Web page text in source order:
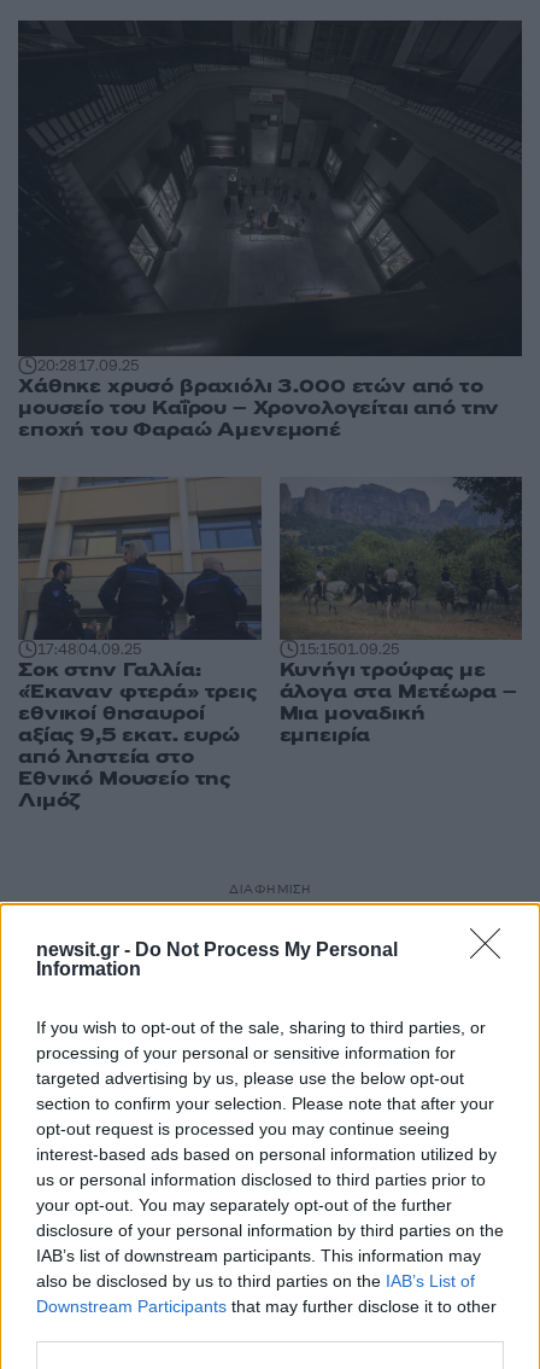
newsit.gr - Do Not Process My Personal
Information
If you wish to opt-out of the sale, sharing to third parties, or
processing of your personal or sensitive information for
targeted advertising by us, please use the below opt-out
section to confirm your selection. Please note that after your
opt-out request is processed you may continue seeing
interest-based ads based on personal information utilized by
us or personal information disclosed to third parties prior to
your opt-out. You may separately opt-out of the further
disclosure of your personal information by third parties on the
IAB’s list of downstream participants. This information may
also be disclosed by us to third parties on the IAB’s List of
Downstream Participants that may further disclose it to other
20:2817.09.25
Χάθηκε χρυσό βραχιόλι 3.000 ετών από το
μουσείο του Καΐρου – Χρονολογείται από την
εποχή του Φαραώ Αμενεμοπέ
17:4804.09.25
Σοκ στην Γαλλία:
«Έκαναν φτερά» τρεις
εθνικοί θησαυροί
αξίας 9,5 εκατ. ευρώ
από ληστεία στο
Εθνικό Μουσείο της
Λιμόζ
15:1501.09.25
Κυνήγι τρούφας με
άλογα στα Μετέωρα –
Μια μοναδική
εμπειρία
ΔΙΑΦΗΜΙΣΗ